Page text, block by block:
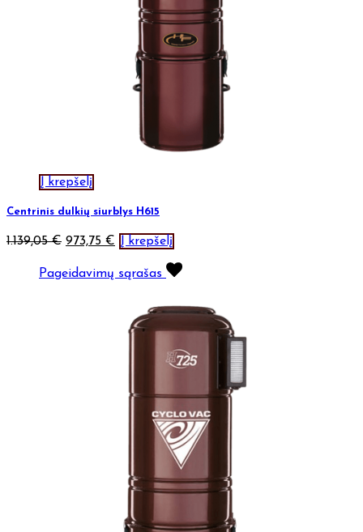
Į krepšelį
Centrinis dulkių siurblys H615
1.139,05€ 973,75 € Į krepšelį
Pageidavimų sąrašas